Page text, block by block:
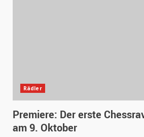
Rädler
Premiere: Der erste
am 9. Oktober